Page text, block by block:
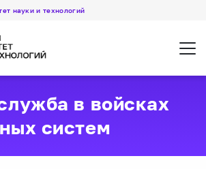
науки и технологий
в войсках
систем